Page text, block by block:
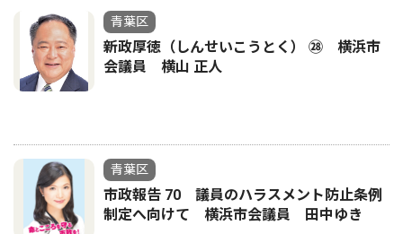
青葉区
新政厚徳（しんせいこうとく） ㉘ 横浜市
会議員 横山 正人
青葉区
市政報告 70 議員のハラスメント防止条例
制定へ向けて 横浜市会議員 田中ゆき